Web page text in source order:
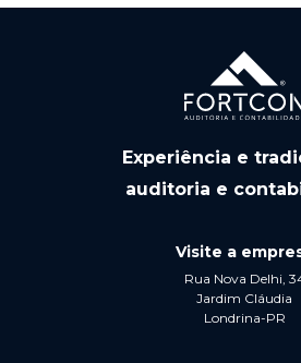
Experiência e
auditoria e
Visite a
Rua Nova Delhi,
Jardim Cláudia
Londrina-PR